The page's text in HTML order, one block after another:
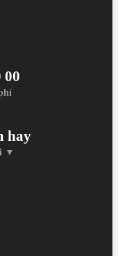
00
hay
▼